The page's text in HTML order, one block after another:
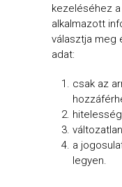
kezeléséhez
alkalmazott
választja meg
adat:
csak az
a
legyen.